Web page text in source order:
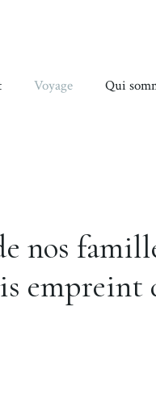
Voyage Qui
nos
empreint